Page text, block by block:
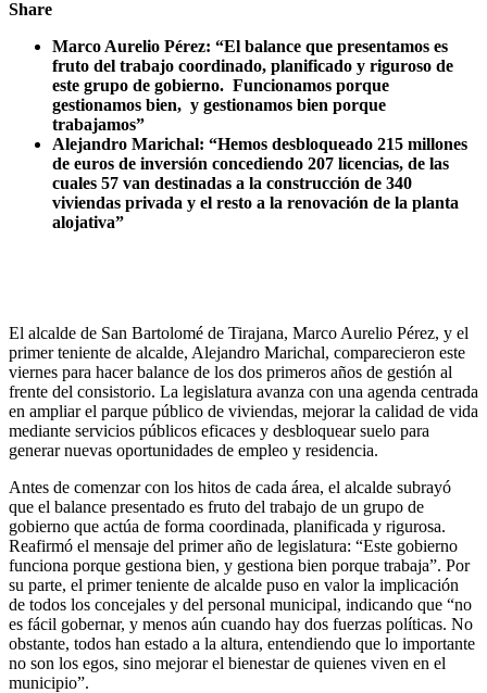
Share
Marco Aurelio Pérez: “El balance que presentamos es
fruto del trabajo coordinado, planificado y riguroso de
este grupo de gobierno. Funcionamos porque
gestionamos bien, y gestionamos bien porque
trabajamos”
Alejandro Marichal: “Hemos desbloqueado 215 millones
de euros de inversión concediendo 207 licencias, de las
cuales 57 van destinadas a la construcción de 340
viviendas privada y el resto a la renovación de la planta
alojativa”
El alcalde de San Bartolomé de Tirajana, Marco Aurelio Pérez, y el
primer teniente de alcalde, Alejandro Marichal, comparecieron este
viernes para hacer balance de los dos primeros años de gestión al
frente del consistorio. La legislatura avanza con una agenda centrada
en ampliar el parque público de viviendas, mejorar la calidad de vida
mediante servicios públicos eficaces y desbloquear suelo para
generar nuevas oportunidades de empleo y residencia.
Antes de comenzar con los hitos de cada área, el alcalde subrayó
que el balance presentado es fruto del trabajo de un grupo de
gobierno que actúa de forma coordinada, planificada y rigurosa.
Reafirmó el mensaje del primer año de legislatura: “Este gobierno
funciona porque gestiona bien, y gestiona bien porque trabaja”. Por
su parte, el primer teniente de alcalde puso en valor la implicación
de todos los concejales y del personal municipal, indicando que “no
es fácil gobernar, y menos aún cuando hay dos fuerzas políticas. No
obstante, todos han estado a la altura, entendiendo que lo importante
no son los egos, sino mejorar el bienestar de quienes viven en el
municipio”.